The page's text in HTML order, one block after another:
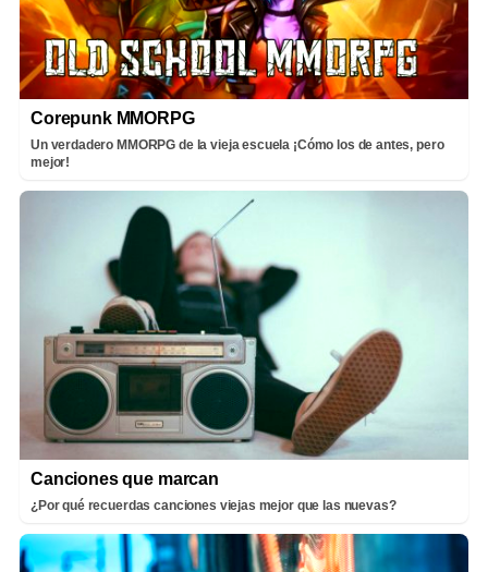
Corepunk MMORPG
Un verdadero MMORPG de la vieja escuela ¡Cómo los de antes, pero
mejor!
Canciones que marcan
¿Por qué recuerdas canciones viejas mejor que las nuevas?